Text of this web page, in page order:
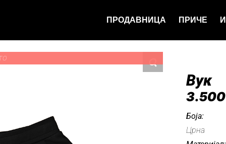
ПРОДАВНИЦА ПРИЧЕ
Вук
Боја:
Црна